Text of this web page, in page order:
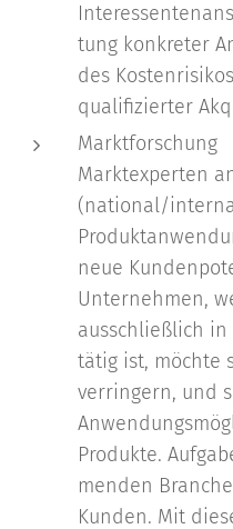
tung konkreter
des
qualifizierter
Marktforschung
Marktexperten
(national/
neue
Unternehmen,
ausschließlich
tätig ist, möchte
verringern, und
Produkte.
menden
Kunden. Mit